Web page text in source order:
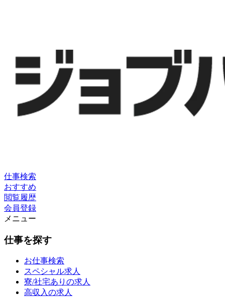
仕事検索
おすすめ
閲覧履歴
会員登録
メニュー
仕事を探す
お仕事検索
スペシャル求人
寮/社宅ありの求人
高収入の求人